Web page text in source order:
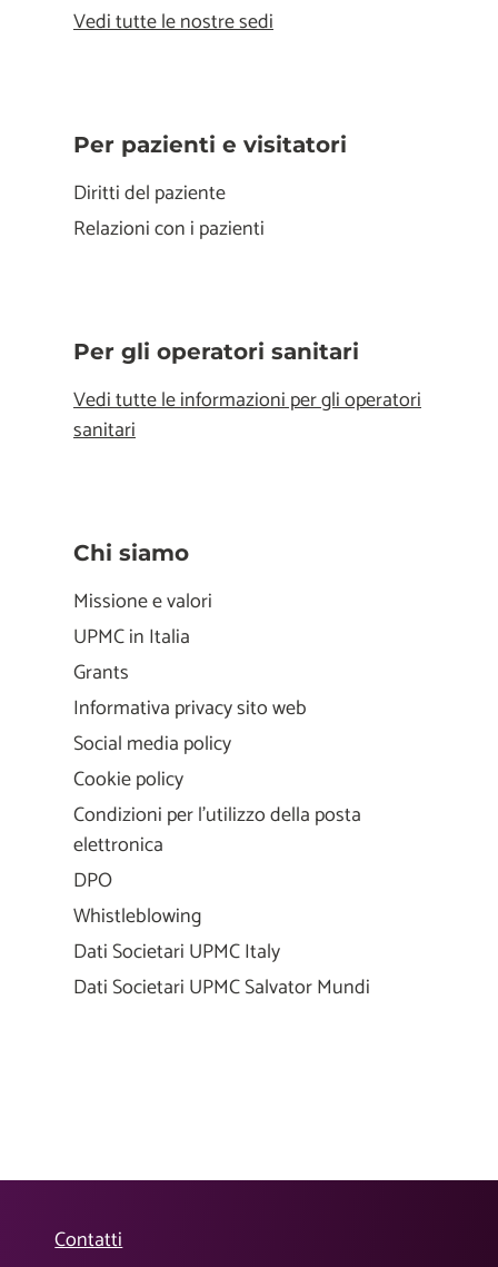
Vedi tutte le nostre sedi
Per pazienti e visitatori
Diritti del paziente
Relazioni con i pazienti
Per gli operatori sanitari
Vedi tutte le informazioni per gli operatori
sanitari
Chi siamo
Missione e valori
UPMC in Italia
Grants
Informativa privacy sito web
Social media policy
Cookie policy
Condizioni per l'utilizzo della posta
elettronica
DPO
Whistleblowing
Dati Societari UPMC Italy
Dati Societari UPMC Salvator Mundi
Contatti